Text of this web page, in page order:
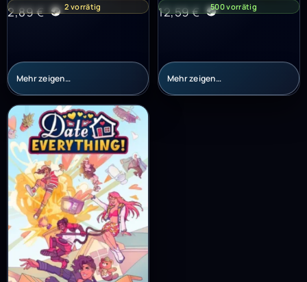
2,89€ 2 vorrätig
Mehr zeigen…
12,59€ 500 vorrätig
Mehr zeigen…